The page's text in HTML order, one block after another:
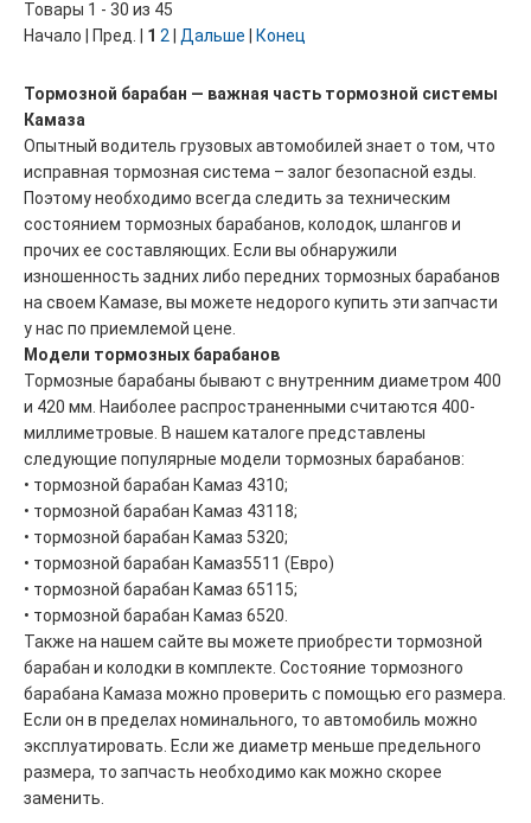
Товары 1 - 30 из 45
Начало | Пред. | 1 2 Дальше Конец
Тормозной барабан — важная часть тормозной системы
Камаза
Опытный водитель грузовых автомобилей знает о том, что
исправная тормозная система – залог безопасной езды.
Поэтому необходимо всегда следить за техническим
состоянием тормозных барабанов, колодок, шлангов и
прочих ее составляющих. Если вы обнаружили
изношенность задних либо передних тормозных барабанов
на своем Камазе, вы можете недорого купить эти запчасти
у нас по приемлемой цене.
Модели тормозных барабанов
Тормозные барабаны бывают с внутренним диаметром 400
и 420 мм. Наиболее распространенными считаются 400-
миллиметровые. В нашем каталоге представлены
следующие популярные модели тормозных барабанов:
• тормозной барабан Камаз 4310;
• тормозной барабан Камаз 43118;
• тормозной барабан Камаз 5320;
• тормозной барабан Камаз5511 (Евро)
• тормозной барабан Камаз 65115;
• тормозной барабан Камаз 6520.
Также на нашем сайте вы можете приобрести тормозной
барабан и колодки в комплекте. Состояние тормозного
барабана Камаза можно проверить с помощью его размера.
Если он в пределах номинального, то автомобиль можно
эксплуатировать. Если же диаметр меньше предельного
размера, то запчасть необходимо как можно скорее
заменить.